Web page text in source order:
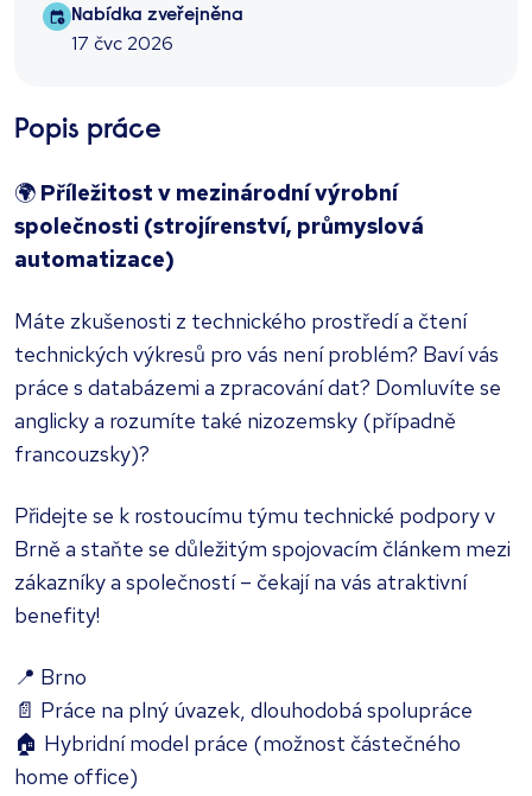
Job posted
Nabídka zveřejněna
17 čvc 2026
Popis práce
🌍 Příležitost v mezinárodní výrobní
společnosti (strojírenství, průmyslová
automatizace)
Máte zkušenosti z technického prostředí a čtení
technických výkresů pro vás není problém? Baví vás
práce s databázemi a zpracování dat? Domluvíte se
anglicky a rozumíte také nizozemsky (případně
francouzsky)?
Přidejte se k rostoucímu týmu technické podpory v
Brně a staňte se důležitým spojovacím článkem mezi
zákazníky a společností – čekají na vás atraktivní
benefity!
📍 Brno
📄 Práce na plný úvazek, dlouhodobá spolupráce
🏠 Hybridní model práce (možnost částečného
home office)